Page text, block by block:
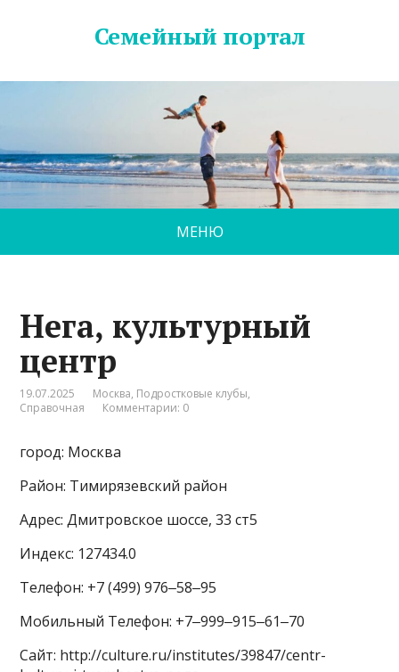
Семейный портал
МЕНЮ
Нега, культурный
центр
19.07.2025 Москва, Подростковые клубы,
Справочная
Комментарии: 0
город: Москва
Район: Тимирязевский район
Адрес: Дмитровское шоссе, 33 ст5
Индекс: 127434.0
Телефон: +7 (499) 976‒58‒95
Мобильный Телефон: +7‒999‒915‒61‒70
Сайт: http://culture.ru/institutes/39847/centr-